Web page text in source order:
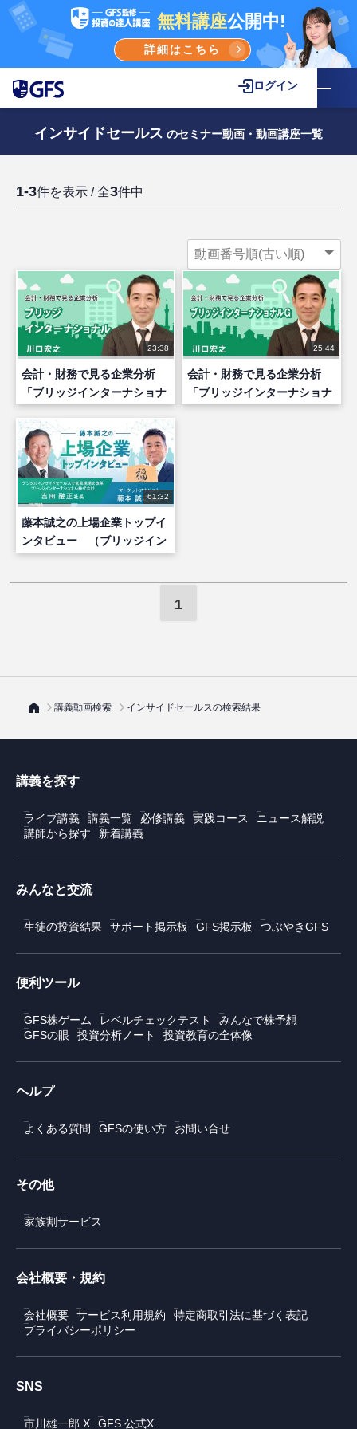
無料講座公開中!
詳細はこちら
ログイン
インサイドセールス のセミナー動画・動画講座一覧
1-3件を表示 / 全3件中
23:38
会計・財務で見る企業分析
「ブリッジインターナショナ
ル」
25:44
会計・財務で見る企業分析
「ブリッジインターナショナ
ルG」
61:32
藤本誠之の上場企業トップイ
ンタビュー （ブリッジイン
ターナショナル株式会社 吉
1
講義動画検索 インサイドセールスの検索結果
講義を探す
ライブ講義 講義一覧 必修講義 実践コース
ニュース解説
講師から探す
新着講義
みんなと交流
生徒の投資結果 サポート掲示板 GFS掲示板 つぶやきGFS
便利ツール
GFS株ゲーム レベルチェックテスト
みんなで株予想
GFSの眼
投資分析ノート 投資教育の全体像
ヘルプ
よくある質問 GFSの使い方 お問い合せ
その他
家族割サービス
会社概要・規約
会社概要 サービス利用規約
特定商取引法に基づく表記
プライバシーポリシー
SNS
市川雄一郎 X GFS 公式X